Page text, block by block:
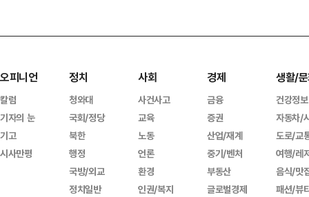
오피니언
칼럼
기자의 눈
기고
시사만평
정치
청와대
국회/정당
북한
행정
국방/외교
정치일반
사회
사건사고
교육
노동
언론
환경
인권/복지
경제
금융
증권
산업/재계
중기/벤처
부동산
글로벌경제
생활/
건강정보
자동차/
도로/교
여행/레
음식/맛
패션/뷰